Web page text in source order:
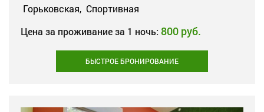
Горьковская, Спортивная
Цена за проживание за 1 ночь: 800 руб.
БЫСТРОЕ БРОНИРОВАНИЕ